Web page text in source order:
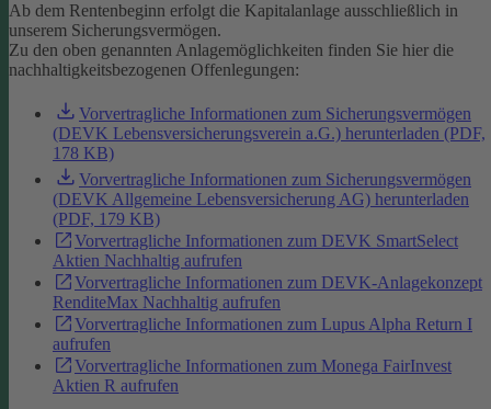
Ab dem Rentenbeginn erfolgt die Kapitalanlage ausschließlich in
unserem Sicherungsvermögen.
Zu den oben genannten Anlagemöglichkeiten finden Sie hier die
nachhaltigkeitsbezogenen Offenlegungen:
Vorvertragliche Informationen zum Sicherungsvermögen
(DEVK Lebensversicherungsverein a.G.) herunterladen (PDF,
178 KB)
Vorvertragliche Informationen zum Sicherungsvermögen
(DEVK Allgemeine Lebensversicherung AG) herunterladen
(PDF, 179 KB)
Vorvertragliche Informationen zum DEVK SmartSelect
Aktien Nachhaltig aufrufen
Vorvertragliche Informationen zum DEVK-Anlagekonzept
RenditeMax Nachhaltig aufrufen
Vorvertragliche Informationen zum Lupus Alpha Return I
aufrufen
Vorvertragliche Informationen zum Monega FairInvest
Aktien R aufrufen